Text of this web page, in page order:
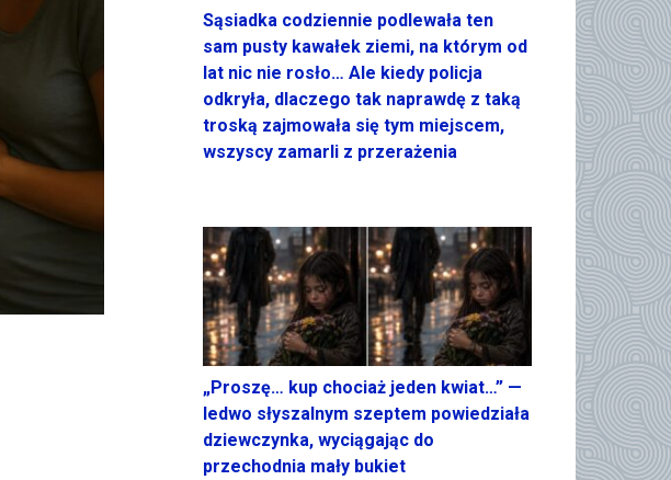
Sąsiadka codziennie podlewała ten
sam pusty kawałek ziemi, na którym od
lat nic nie rosło… Ale kiedy policja
odkryła, dlaczego tak naprawdę z taką
troską zajmowała się tym miejscem,
wszyscy zamarli z przerażenia
„Proszę… kup chociaż jeden kwiat…” —
ledwo słyszalnym szeptem powiedziała
dziewczynka, wyciągając do
przechodnia mały bukiet